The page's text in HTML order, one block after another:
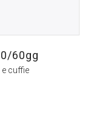
60gg
cuffie